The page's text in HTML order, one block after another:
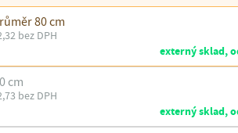
80 cm
bez DPH
externý sklad,
cm
bez DPH
externý sklad,